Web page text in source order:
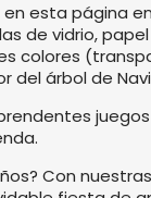
esta página
de vidrio,
colores
del árbol de
Con nuestras